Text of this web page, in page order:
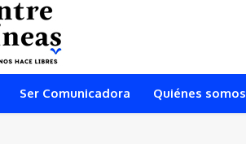
Ser Comunicadora Quiénes somos